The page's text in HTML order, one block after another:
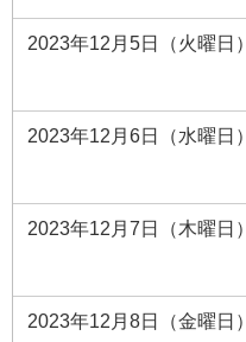
2023年12月5日（火曜日）
2023年12月6日（水曜日）
2023年12月7日（木曜日）
2023年12月8日（金曜日）